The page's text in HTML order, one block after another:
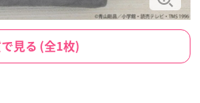
見る (全1枚)